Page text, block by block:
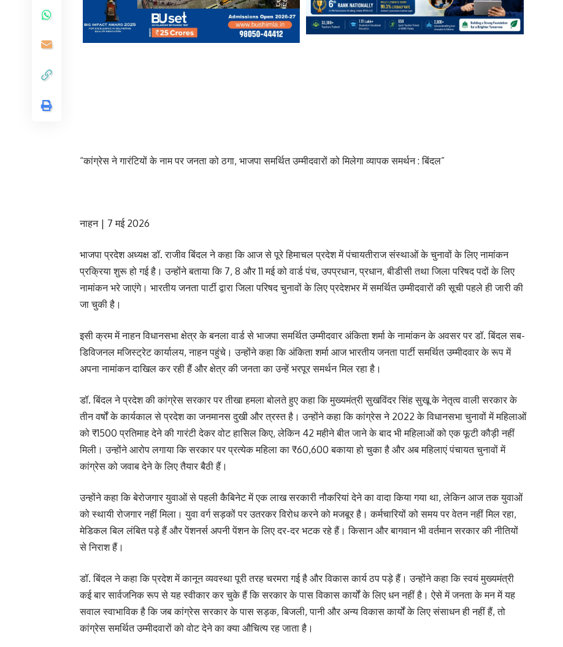
“कांग्रेस ने गारंटियों के नाम पर जनता को ठगा, भाजपा समर्थित उम्मीदवारों को मिलेगा व्यापक समर्थन : बिंदल”
नाहन | 7 मई 2026
भाजपा प्रदेश अध्यक्ष डॉ. राजीव बिंदल ने कहा कि आज से पूरे हिमाचल प्रदेश में पंचायतीराज संस्थाओं के चुनावों के लिए नामांकन
प्रक्रिया शुरू हो गई है। उन्होंने बताया कि 7, 8 और 11 मई को वार्ड पंच, उपप्रधान, प्रधान, बीडीसी तथा जिला परिषद पदों के लिए
नामांकन भरे जाएंगे। भारतीय जनता पार्टी द्वारा जिला परिषद चुनावों के लिए प्रदेशभर में समर्थित उम्मीदवारों की सूची पहले ही जारी की
जा चुकी है।
इसी क्रम में नाहन विधानसभा क्षेत्र के बनला वार्ड से भाजपा समर्थित उम्मीदवार अंकिता शर्मा के नामांकन के अवसर पर डॉ. बिंदल सब-
डिविजनल मजिस्ट्रेट कार्यालय, नाहन पहुंचे। उन्होंने कहा कि अंकिता शर्मा आज भारतीय जनता पार्टी समर्थित उम्मीदवार के रूप में
अपना नामांकन दाखिल कर रही हैं और क्षेत्र की जनता का उन्हें भरपूर समर्थन मिल रहा है।
डॉ. बिंदल ने प्रदेश की कांग्रेस सरकार पर तीखा हमला बोलते हुए कहा कि मुख्यमंत्री सुखविंदर सिंह सुखू के नेतृत्व वाली सरकार के
तीन वर्षों के कार्यकाल से प्रदेश का जनमानस दुखी और त्रस्त है। उन्होंने कहा कि कांग्रेस ने 2022 के विधानसभा चुनावों में महिलाओं
को ₹1500 प्रतिमाह देने की गारंटी देकर वोट हासिल किए, लेकिन 42 महीने बीत जाने के बाद भी महिलाओं को एक फूटी कौड़ी नहीं
मिली। उन्होंने आरोप लगाया कि सरकार पर प्रत्येक महिला का ₹60,600 बकाया हो चुका है और अब महिलाएं पंचायत चुनावों में
कांग्रेस को जवाब देने के लिए तैयार बैठी हैं।
उन्होंने कहा कि बेरोजगार युवाओं से पहली कैबिनेट में एक लाख सरकारी नौकरियां देने का वादा किया गया था, लेकिन आज तक युवाओं
को स्थायी रोजगार नहीं मिला। युवा वर्ग सड़कों पर उतरकर विरोध करने को मजबूर है। कर्मचारियों को समय पर वेतन नहीं मिल रहा,
मेडिकल बिल लंबित पड़े हैं और पेंशनर्स अपनी पेंशन के लिए दर-दर भटक रहे हैं। किसान और बागवान भी वर्तमान सरकार की नीतियों
से निराश हैं।
डॉ. बिंदल ने कहा कि प्रदेश में कानून व्यवस्था पूरी तरह चरमरा गई है और विकास कार्य ठप पड़े हैं। उन्होंने कहा कि स्वयं मुख्यमंत्री
कई बार सार्वजनिक रूप से यह स्वीकार कर चुके हैं कि सरकार के पास विकास कार्यों के लिए धन नहीं है। ऐसे में जनता के मन में यह
सवाल स्वाभाविक है कि जब कांग्रेस सरकार के पास सड़क, बिजली, पानी और अन्य विकास कार्यों के लिए संसाधन ही नहीं हैं, तो
कांग्रेस समर्थित उम्मीदवारों को वोट देने का क्या औचित्य रह जाता है।